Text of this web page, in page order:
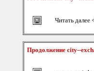
Читать
Продолжение city--